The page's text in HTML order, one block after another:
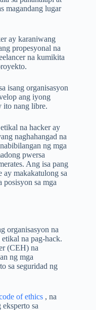
magandang lugar
ay karaniwang
propesyonal na
na kumikita
isang organisasyon
ang iyong
ito nang libre.
na hacker ay
naghahangad na
ng mga
pwersa
Ang isa pang
ay makakatulong sa
posisyon sa mga
organisasyon na
na pag-hack.
(CEH) na
ng mga
sa seguridad ng
of ethics , na
sa